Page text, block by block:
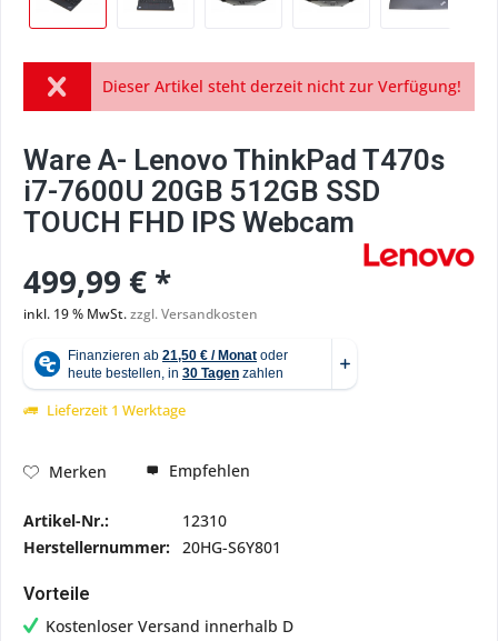
Dieser Artikel steht derzeit nicht zur Verfügung!
Ware A- Lenovo ThinkPad T470s
i7-7600U 20GB 512GB SSD
TOUCH FHD IPS Webcam
499,99 € *
inkl. 19 % MwSt.zzgl. Versandkosten
Lieferzeit 1 Werktage
Merken Empfehlen
Artikel-Nr.:
12310
Herstellernummer: 20HG-S6Y801
Vorteile
Kostenloser Versand innerhalb D